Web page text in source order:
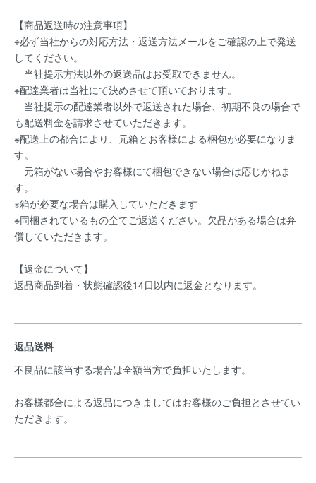
【商品返送時の注意事項】
※必ず当社からの対応方法・返送方法メールをご確認の上で発送
してください。
当社提示方法以外の返送品はお受取できません。
※配達業者は当社にて決めさせて頂いております。
当社提示の配達業者以外で返送された場合、初期不良の場合で
も配送料金を請求させていただきます。
※配送上の都合により、元箱とお客様による梱包が必要になりま
す。
元箱がない場合やお客様にて梱包できない場合は応じかねま
す。
※箱が必要な場合は購入していただきます
※同梱されているもの全てご返送ください。欠品がある場合は弁
償していただきます。
【返金について】
返品商品到着・状態確認後14日以内に返金となります。
返品送料
不良品に該当する場合は全額当方で負担いたします。
お客様都合による返品につきましてはお客様のご負担とさせてい
ただきます。